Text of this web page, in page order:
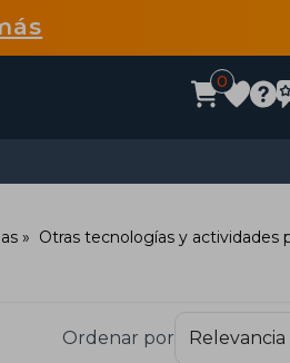
0
Otras tecnologías y actividades
Ordenar por